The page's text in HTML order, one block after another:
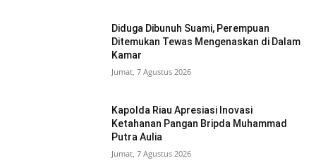
Diduga Dibunuh Suami, Perempuan
Ditemukan Tewas Mengenaskan di Dalam
Kamar
Jumat, 7 Agustus 2026
Kapolda Riau Apresiasi Inovasi
Ketahanan Pangan Bripda Muhammad
Putra Aulia
Jumat, 7 Agustus 2026